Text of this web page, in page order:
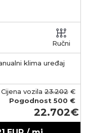
Ručni
klima uređaj
Cijena vozila 23.202 €
Pogodnost 500 €
22.702